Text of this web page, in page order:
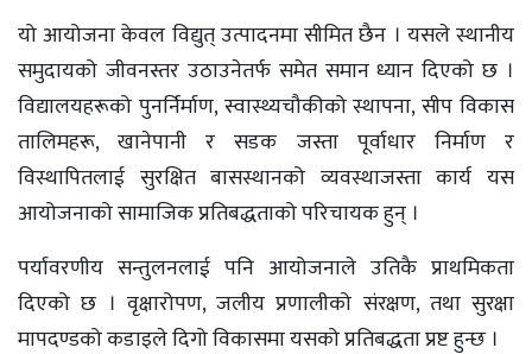
यो आयोजना केवल विद्युत् उत्पादनमा सीमित छैन । यसले स्थानीय
समुदायको जीवनस्तर उठाउनेतर्फ समेत समान ध्यान दिएको छ ।
विद्यालयहरूको पुनर्निर्माण, स्वास्थ्यचौकीको स्थापना, सीप विकास
तालिमहरू, खानेपानी र सडक जस्ता पूर्वाधार निर्माण र
विस्थापितलाई सुरक्षित बासस्थानको व्यवस्थाजस्ता कार्य यस
आयोजनाको सामाजिक प्रतिबद्धताको परिचायक हुन् ।
पर्यावरणीय सन्तुलनलाई पनि आयोजनाले उतिकै प्राथमिकता
दिएको छ । वृक्षारोपण, जलीय प्रणालीको संरक्षण, तथा सुरक्षा
मापदण्डको कडाइले दिगो विकासमा यसको प्रतिबद्धता प्रष्ट हुन्छ ।